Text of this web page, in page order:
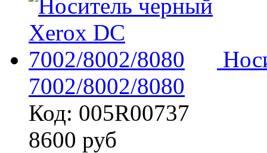
7002/8002/8080
Код: 005R00737
8600 руб